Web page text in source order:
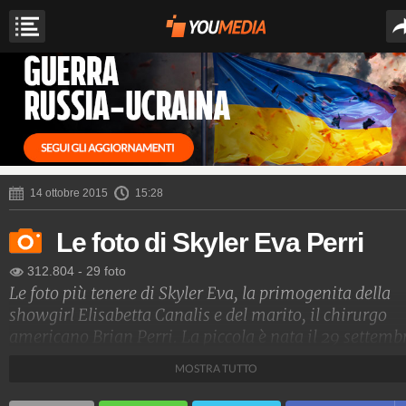
14 ottobre 2015 15:28
Le foto di Skyler Eva Perri
312.804 - 29 foto
Le foto più tenere di Skyler Eva, la primogenita della
showgirl Elisabetta Canalis e del marito, il chirurgo
americano Brian Perri. La piccola è nata il 29
gioia immensa per la ex velina, che nel 2014 aveva
MOSTRA TUTTO